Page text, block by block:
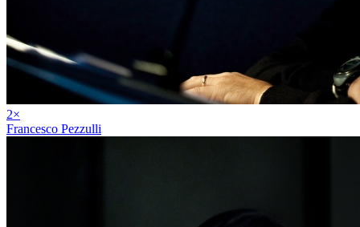
2×
Francesco Pezzulli